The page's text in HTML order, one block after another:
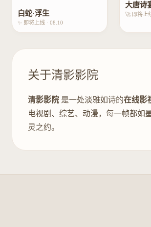
白蛇·浮生
✨ 即将上线 · 08.10
大唐诗
🚀 即将上
关于清影影院
清影影院 是一处淡雅如诗的在线影
电视剧、综艺、动漫，每一帧都如
灵之约。